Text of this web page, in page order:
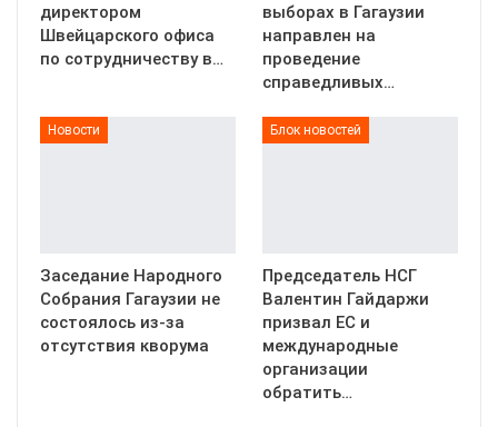
директором
Швейцарского офиса
по сотрудничеству в…
выборах в Гагаузии
направлен на
проведение
справедливых…
Новости
Заседание Народного
Собрания Гагаузии не
состоялось из-за
отсутствия кворума
Блок новостей
Председатель НСГ
Валентин Гайдаржи
призвал ЕС и
международные
организации
обратить…